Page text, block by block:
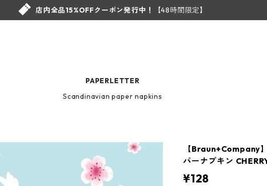
店内全品15%OFFクーポン発行中！ 【48時間限定】
PAPERLETTER
Scandinavian paper napkins
【Braun+Company
パーナプキン
¥128